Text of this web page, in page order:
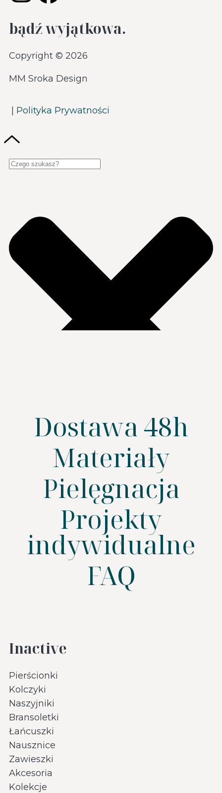
bądź wyjątkowa.
Copyright © 2026
MM Sroka Design
| Polityka Prywatności
SZUKAJ
Dostawa 48h
Materiały
Pielęgnacja
Projekty
indywidualne
FAQ
Inactive
Pierścionki
Kolczyki
Naszyjniki
Bransoletki
Łańcuszki
Nausznice
Zawieszki
Akcesoria
Kolekcje